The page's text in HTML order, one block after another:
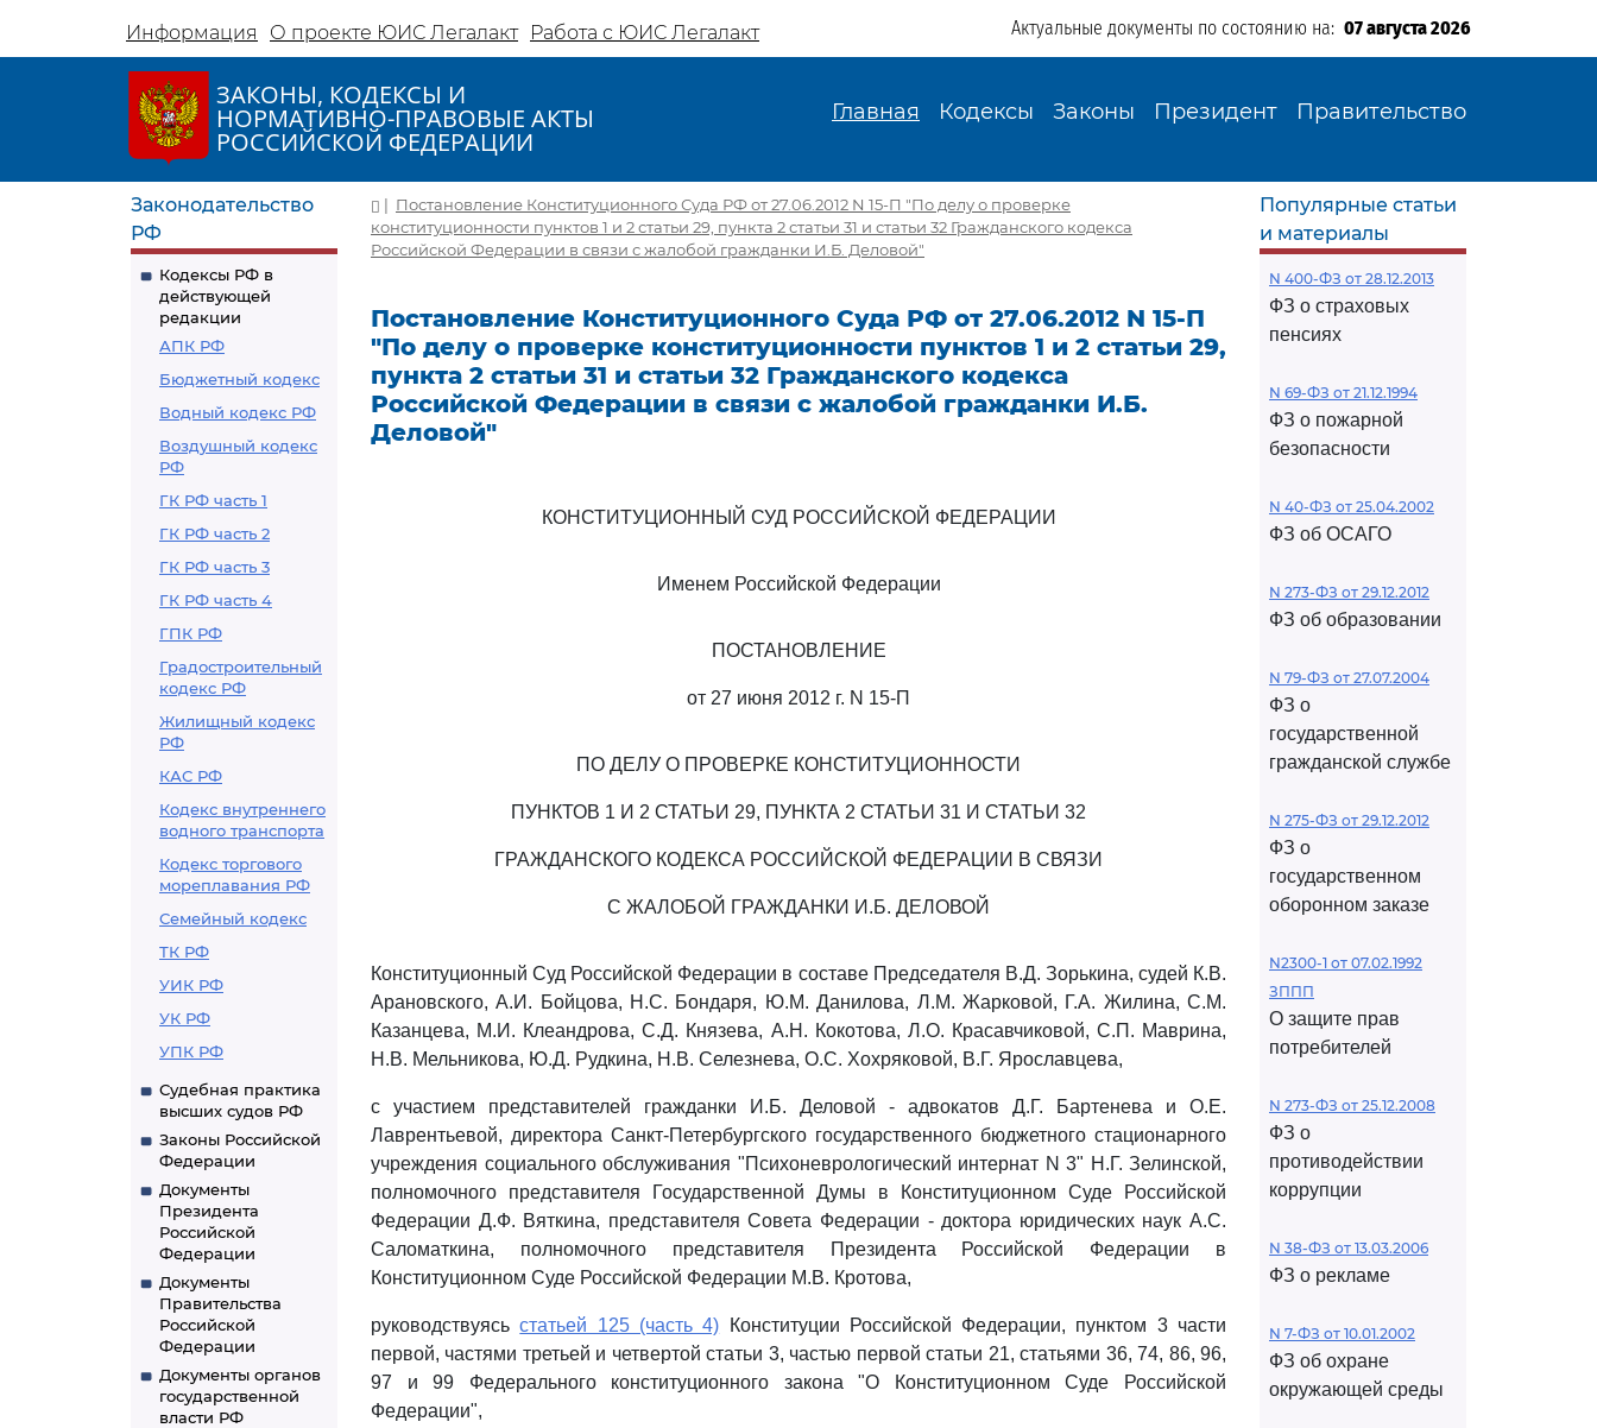
Информация О проекте ЮИС Легалакт Работа с ЮИС Легалакт Актуальные документы по состоянию на: 07 августа 2026
ЗАКОНЫ, КОДЕКСЫ И
НОРМАТИВНО-ПРАВОВЫЕ АКТЫ
РОССИЙСКОЙ ФЕДЕРАЦИИ
Главная Кодексы Законы Президент Правительство
Законодательство
РФ
Кодексы РФ в
действующей
редакции
АПК РФ
Бюджетный кодекс
Водный кодекс РФ
Воздушный кодекс
РФ
ГК РФ часть 1
ГК РФ часть 2
ГК РФ часть 3
ГК РФ часть 4
ГПК РФ
Градостроительный
кодекс РФ
Жилищный кодекс
РФ
КАС РФ
Кодекс внутреннего
водного транспорта
Кодекс торгового
мореплавания РФ
Семейный кодекс
ТК РФ
УИК РФ
УК РФ
УПК РФ
Судебная практика
высших судов РФ
Законы Российской
Федерации
Документы
Президента
Российской
Федерации
Документы
Правительства
Российской
Федерации
Документы органов
государственной
власти РФ
| Постановление Конституционного Суда РФ от 27.06.2012 N 15-П "По делу о проверке
конституционности пунктов 1 и 2 статьи 29, пункта 2 статьи 31 и статьи 32 Гражданского кодекса
Российской Федерации в связи с жалобой гражданки И.Б. Деловой"
Постановление Конституционного Суда РФ от 27.06.2012 N 15-П
"По делу о проверке конституционности пунктов 1 и 2 статьи 29,
пункта 2 статьи 31 и статьи 32 Гражданского кодекса
Российской Федерации в связи с жалобой гражданки И.Б.
Деловой"
КОНСТИТУЦИОННЫЙ СУД РОССИЙСКОЙ ФЕДЕРАЦИИ
Именем Российской Федерации
ПОСТАНОВЛЕНИЕ
от 27 июня 2012 г. N 15-П
ПО ДЕЛУ О ПРОВЕРКЕ КОНСТИТУЦИОННОСТИ
ПУНКТОВ 1 И 2 СТАТЬИ 29, ПУНКТА 2 СТАТЬИ 31 И СТАТЬИ 32
ГРАЖДАНСКОГО КОДЕКСА РОССИЙСКОЙ ФЕДЕРАЦИИ В СВЯЗИ
С ЖАЛОБОЙ ГРАЖДАНКИ И.Б. ДЕЛОВОЙ
Конституционный Суд Российской Федерации в составе Председателя В.Д. Зорькина, судей К.В.
Арановского, А.И. Бойцова, Н.С. Бондаря, Ю.М. Данилова, Л.М. Жарковой, Г.А. Жилина, С.М.
Казанцева, М.И. Клеандрова, С.Д. Князева, А.Н. Кокотова, Л.О. Красавчиковой, С.П. Маврина,
Н.В. Мельникова, Ю.Д. Рудкина, Н.В. Селезнева, О.С. Хохряковой, В.Г. Ярославцева,
с участием представителей гражданки И.Б. Деловой - адвокатов Д.Г. Бартенева и О.Е.
Лаврентьевой, директора Санкт-Петербургского государственного бюджетного стационарного
учреждения социального обслуживания "Психоневрологический интернат N 3" Н.Г. Зелинской,
полномочного представителя Государственной Думы в Конституционном Суде Российской
Федерации Д.Ф. Вяткина, представителя Совета Федерации - доктора юридических наук А.С.
Саломаткина, полномочного представителя Президента Российской Федерации в
Конституционном Суде Российской Федерации М.В. Кротова,
руководствуясьстатьей 125 (часть 4) Конституции Российской Федерации, пунктом 3 части
первой, частями третьей и четвертой статьи 3, частью первой статьи 21, статьями 36, 74, 86, 96,
97 и 99 Федерального конституционного закона "О Конституционном Суде Российской
Федерации",
Популярные статьи
и материалы
N 400-ФЗ от 28.12.2013
ФЗ о страховых
пенсиях
N 69-ФЗ от 21.12.1994
ФЗ о пожарной
безопасности
N 40-ФЗ от 25.04.2002
ФЗ об ОСАГО
N 273-ФЗ от 29.12.2012
ФЗ об образовании
N 79-ФЗ от 27.07.2004
ФЗ о
государственной
гражданской службе
N 275-ФЗ от 29.12.2012
ФЗ о
государственном
оборонном заказе
N2300-1 от 07.02.1992
ЗППП
О защите прав
потребителей
N 273-ФЗ от 25.12.2008
ФЗ о
противодействии
коррупции
N 38-ФЗ от 13.03.2006
ФЗ о рекламе
N 7-ФЗ от 10.01.2002
ФЗ об охране
окружающей среды